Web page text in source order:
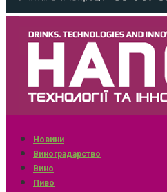
Новини
Виноградарство
Вино
Пиво